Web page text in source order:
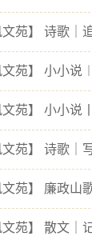
文苑】 诗歌｜
文苑】 小小说
文苑】 小小说
文苑】 诗歌｜
文苑】 廉政山
文苑】 散文｜